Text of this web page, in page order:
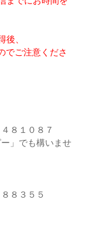
、
でご注意くださ
８１０８７
」でも構いませ
８３５５